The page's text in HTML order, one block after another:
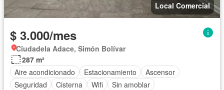
Local Comercial
$ 3.000/mes
Ciudadela Adace, Simón Bolívar
287 m²
Aire acondicionado
Estacionamiento
Ascensor
Seguridad
Cisterna Wifi Sin amoblar